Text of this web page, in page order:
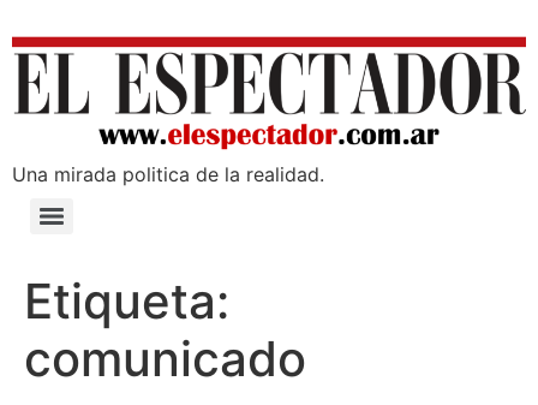
Una mirada poli­tica de la realidad.
Etiqueta:
comunicado